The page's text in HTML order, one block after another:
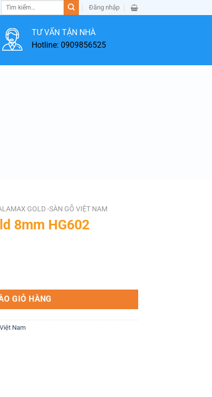
Tìm
Đăng nhập
TƯ VẤN TẬN NHÀ
Hotline: 0909856525
GOLD -SÀN GỖ VIỆT NAM
8mm HG602
GIỎ HÀNG
Nam